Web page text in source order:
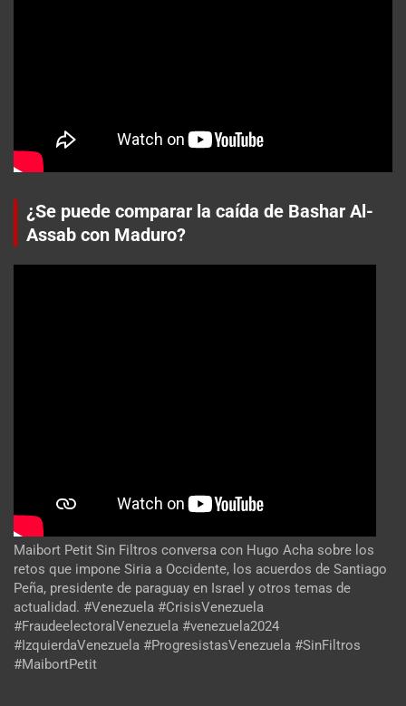
¿Se puede comparar la caída de Bashar Al-
Assab con Maduro?
Maibort Petit Sin Filtros conversa con Hugo Acha sobre los
retos que impone Siria a Occidente, los acuerdos de Santiago
Peña, presidente de paraguay en Israel y otros temas de
actualidad. #Venezuela #CrisisVenezuela
#FraudeelectoralVenezuela #venezuela2024
#IzquierdaVenezuela #ProgresistasVenezuela #SinFiltros
#MaibortPetit